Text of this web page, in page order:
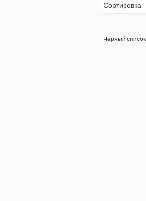
Сортировка
Черный список